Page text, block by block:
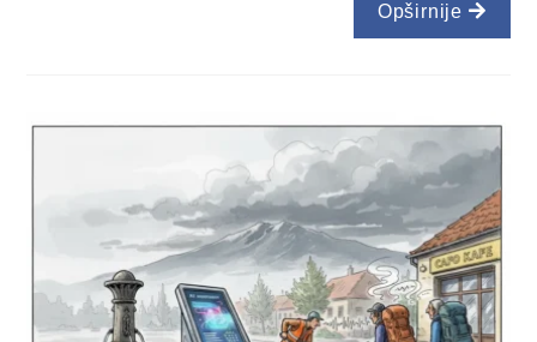
Opširnije